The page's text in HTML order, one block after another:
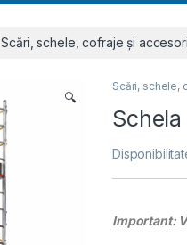
Scări, schele, cofraje și
🔍
Scări, schele,
Important: